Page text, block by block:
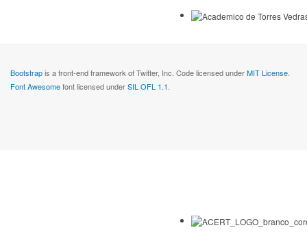
Bootstrapis a front-end framework of Twitter, Inc. Code licensed underMIT License.
Font Awesomefont licensed underSIL OFL 1.1